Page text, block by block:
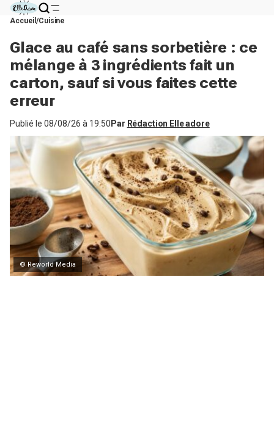
Accueil Cuisine
Glace au café sans sorbetière : ce
mélange à 3 ingrédients fait un
carton, sauf si vous faites cette
erreur
Publié le 08/08/26 à 19:50 Par Rédaction Elle adore
© Reworld Media